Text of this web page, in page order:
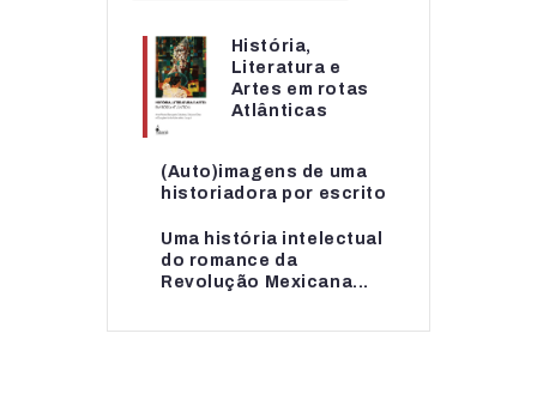
História,
Literatura e
Artes em rotas
Atlânticas
(Auto)imagens de uma
historiadora por escrito
Uma história intelectual
do romance da
Revolução Mexicana...
História,
Literatura e
Artes em rotas...
(Auto)imagens de uma
historiadora por escrito
Uma história intelectual
do romance da...